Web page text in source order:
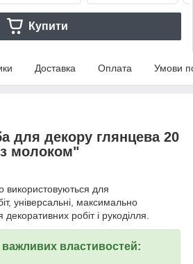
Купити
Доставка Оплата Умови
для декору глянцева 20
молоком"
для
універсальні, максимально
робіт і рукоділля.
властивостей: